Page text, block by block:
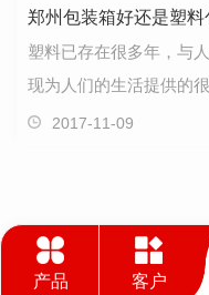
郑州包装箱好还是塑料
塑料已存在很多年，与
现为人们的生活提供的
些年来，郑州纸包装箱
2017-11-09
产品 客户